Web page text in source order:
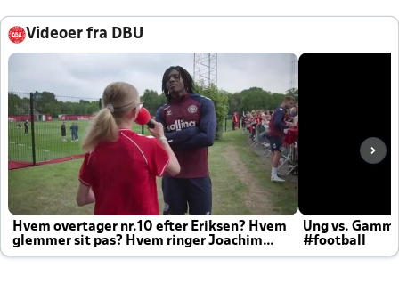
Videoer fra DBU
Hvem overtager nr.10 efter Eriksen? Hvem
glemmer sit pas? Hvem ringer Joachim
altid til efter kampe?
Ung vs.
#football